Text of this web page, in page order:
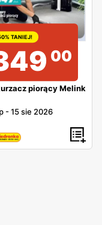
TANIEJ!
00
piorący Melink
-15 sie 2026